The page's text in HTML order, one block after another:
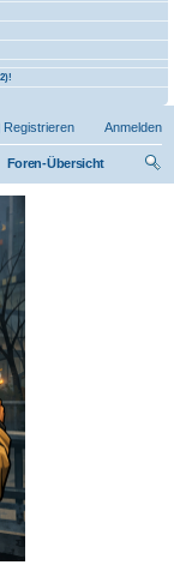
Anmelden
Registrieren
Foren-Übersicht